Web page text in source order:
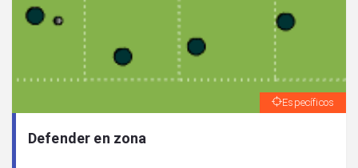
Específicos
Defender en zona